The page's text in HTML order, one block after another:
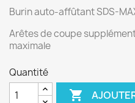
Burin auto-affûtant SDS-
Arêtes de coupe
maximale
Quantité
